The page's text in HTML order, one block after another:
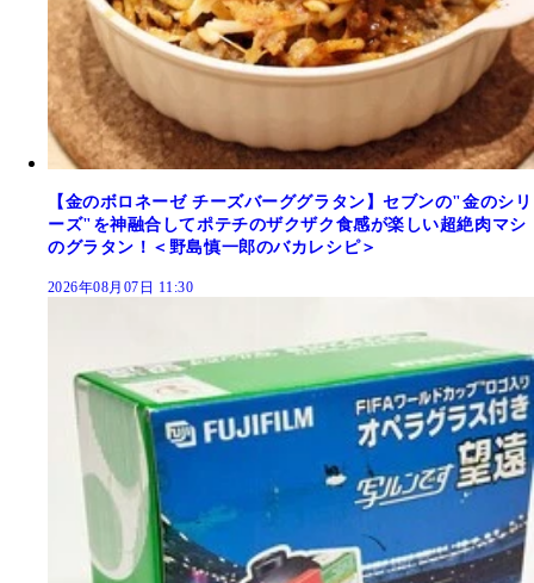
【金のボロネーゼ チーズバーググラタン】セブンの"金のシリ
ーズ"を神融合してポテチのザクザク食感が楽しい超絶肉マシ
のグラタン！＜野島慎一郎のバカレシピ＞
2026年08月07日 11:30